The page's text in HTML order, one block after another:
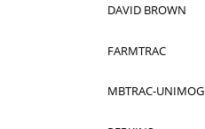
DAVID BROWN
FARMTRAC
MBTRAC-UNIMOG